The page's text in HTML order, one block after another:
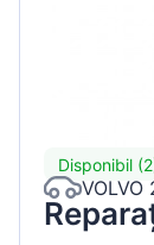
Disponibil
VOLVO